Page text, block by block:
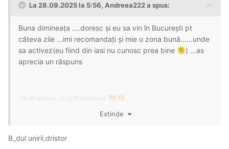
La 28.09.2025 la 5:56, Andreea222a spus:
Buna dimineața ....doresc și eu sa vin în București pt
câteva zile ...imi recomandați și mie o zona bună......unde
sa activez(eu fiind din iasi nu cunosc prea bine 🫠) ...as
aprecia un răspuns
.mulțumesc..o zi frumoasa 🧡😘
Extinde
B_dul unirii,dristor